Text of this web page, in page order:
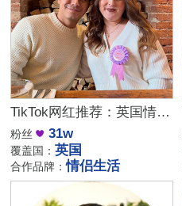
TikTok网红推荐：英国情侣生活旅行博主，互动挑战达人合作
粉丝 31w
覆盖国：英国
合作品牌：情侣生活